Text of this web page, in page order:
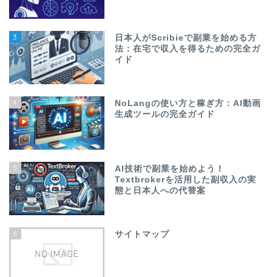
3
日本人がScribieで副業を始める方
法：在宅で収入を得るための完全ガ
イド
4
NoLangの使い方と稼ぎ方：AI動画
生成ツールの完全ガイド
5
AI技術で副業を始めよう！
Textbrokerを活用した副収入の実
態と日本人への代替案
6 サイトマップ